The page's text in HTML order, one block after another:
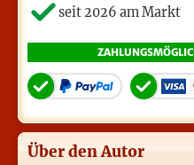
seit 2026 am Markt
Über den Autor